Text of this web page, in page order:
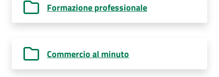
Formazione professionale
Commercio al minuto